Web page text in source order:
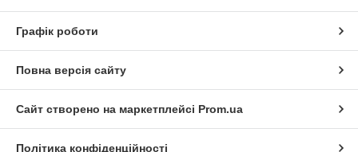
Графік роботи
Повна версія сайту
Сайт створено на маркетплейсі Prom.ua
Політика конфіденційності